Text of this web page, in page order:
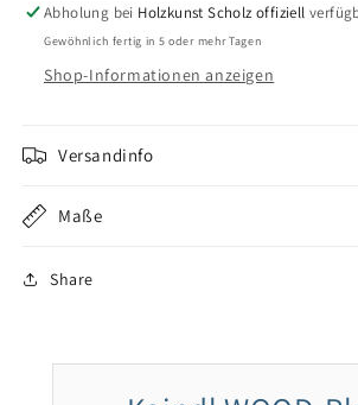
&amp;
Holzwerkstoffe
115
x
&amp;
Holzwerkstoffe
115
Abholung bei Holzkunst Scholz offiziell
Gewöhnlich fertig in 5 oder mehr Tagen
Shop-Informationen anzeigen
Versandinfo
Maße
Share